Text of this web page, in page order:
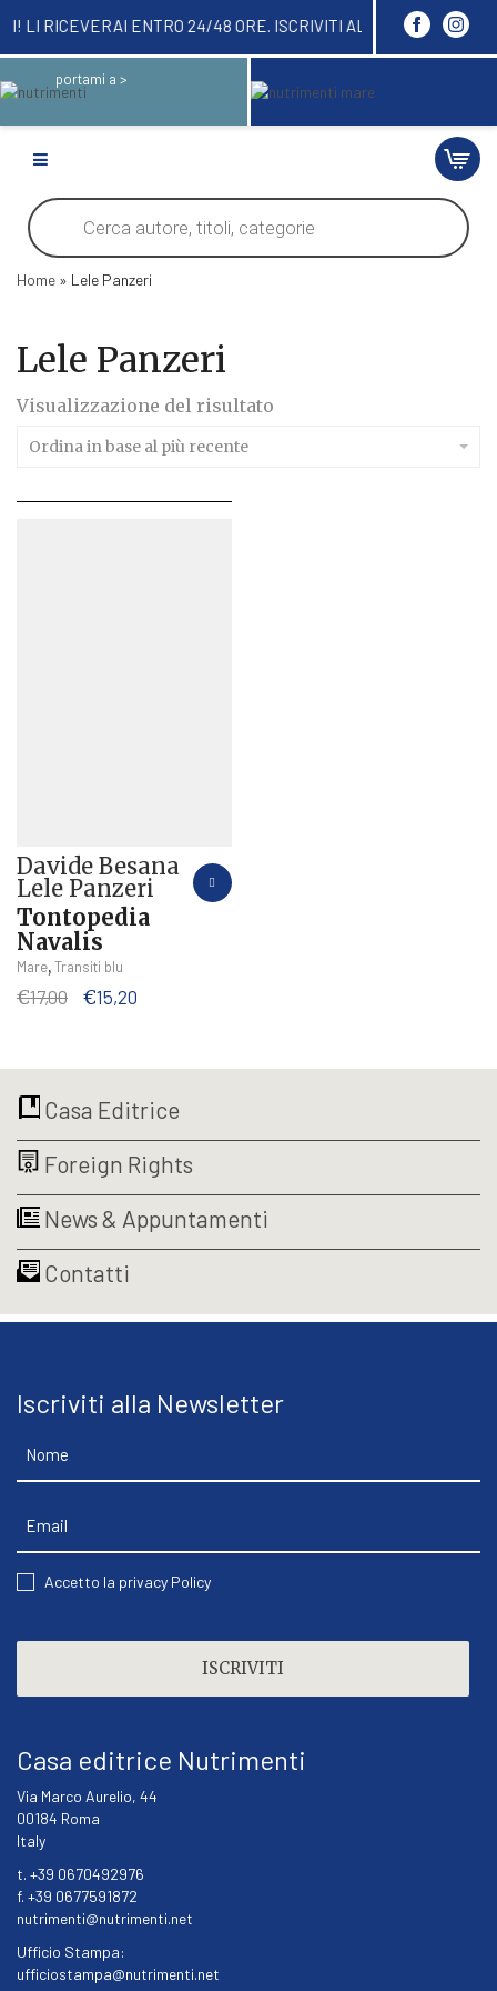
QUI! LI RICEVERAI ENTRO 24/48 ORE.
portami a >
Products
search
Home » Lele Panzeri
Lele Panzeri
Visualizzazione del risultato
Ordina in base al più recente
Davide Besana
Lele Panzeri
Tontopedia
Navalis
Mare,Transiti blu
€17,00
Il
era:
€15,20
è:
Casa Editrice
Foreign Rights
News & Appuntamenti
Contatti
Iscriviti alla Newsletter
CONSENT
Accetto la privacy Policy
Casa editrice Nutrimenti
Via Marco Aurelio, 44
00184 Roma
Italy
t. +39 0670492976
f. +39 0677591872
nutrimenti@nutrimenti.net
Ufficio Stampa:
ufficiostampa@nutrimenti.net